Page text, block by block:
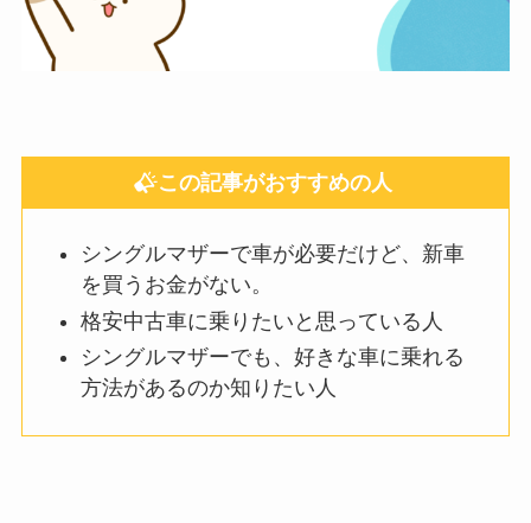
この記事がおすすめの人
シングルマザーで車が必要だけど、新車
を買うお金がない。
格安中古車に乗りたいと思っている人
シングルマザーでも、好きな車に乗れる
方法があるのか知りたい人